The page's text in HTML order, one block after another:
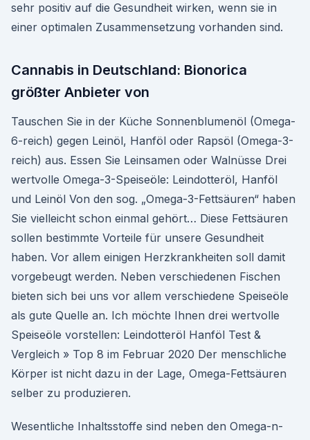
sehr positiv auf die Gesundheit wirken, wenn sie in
einer optimalen Zusammensetzung vorhanden sind.
Cannabis in Deutschland: Bionorica
größter Anbieter von
Tauschen Sie in der Küche Sonnenblumenöl (Omega-
6-reich) gegen Leinöl, Hanföl oder Rapsöl (Omega-3-
reich) aus. Essen Sie Leinsamen oder Walnüsse Drei
wertvolle Omega-3-Speiseöle: Leindotteröl, Hanföl
und Leinöl Von den sog. „Omega-3-Fettsäuren“ haben
Sie vielleicht schon einmal gehört… Diese Fettsäuren
sollen bestimmte Vorteile für unsere Gesundheit
haben. Vor allem einigen Herzkrankheiten soll damit
vorgebeugt werden. Neben verschiedenen Fischen
bieten sich bei uns vor allem verschiedene Speiseöle
als gute Quelle an. Ich möchte Ihnen drei wertvolle
Speiseöle vorstellen: Leindotteröl Hanföl Test &
Vergleich » Top 8 im Februar 2020 Der menschliche
Körper ist nicht dazu in der Lage, Omega-Fettsäuren
selber zu produzieren.
Wesentliche Inhaltsstoffe sind neben den Omega-n-